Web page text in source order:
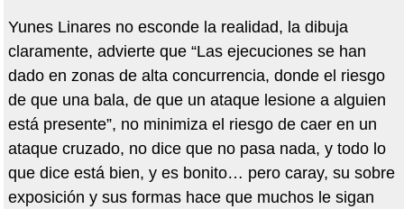
Yunes Linares no esconde la realidad, la dibuja
claramente, advierte que “Las ejecuciones se han
dado en zonas de alta concurrencia, donde el riesgo
de que una bala, de que un ataque lesione a alguien
está presente”, no minimiza el riesgo de caer en un
ataque cruzado, no dice que no pasa nada, y todo lo
que dice está bien, y es bonito… pero caray, su sobre
exposición y sus formas hace que muchos le sigan